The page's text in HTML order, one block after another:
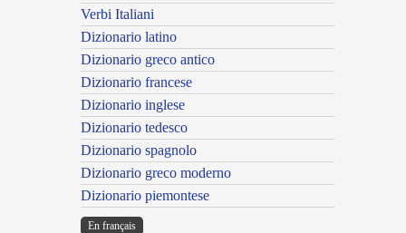
Verbi Italiani
Dizionario latino
Dizionario greco antico
Dizionario francese
Dizionario inglese
Dizionario tedesco
Dizionario spagnolo
Dizionario greco moderno
Dizionario piemontese
En français